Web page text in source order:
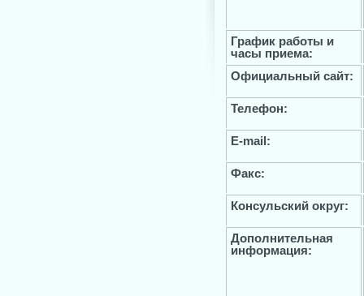
График работы и
часы приема:
Официальный сайт:
Телефон:
E-mail:
Факс:
Консульский округ:
Дополнительная
информация: